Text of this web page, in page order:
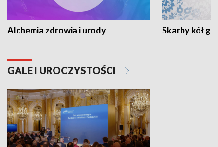
Alchemia zdrowia i urody Skarby kół
GALE I UROCZYSTOŚCI